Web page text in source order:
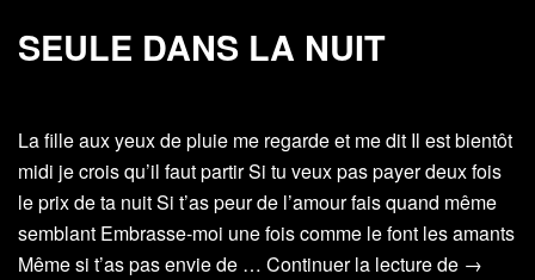
SEULE DANS LA NUIT
La fille aux yeux de pluie me regarde et me dit Il est bientôt
midi je crois qu’il faut partir Si tu veux pas payer deux fois
le prix de ta nuit Si t’as peur de l’amour fais quand même
semblant Embrasse-moi une fois comme le font les amants
Même si t’as pas envie de … Continuer la lecture de Seule
→